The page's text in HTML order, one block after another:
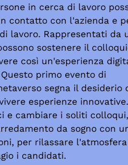
in cerca di lavoro
contatto con l'azienda e
lavoro. Rappresentati da
sostenere il
così un'esperienza
primo evento di
segna il desiderio
esperienze
e cambiare i soliti colloqui,
da sogno con
per rilassare
i candidati.